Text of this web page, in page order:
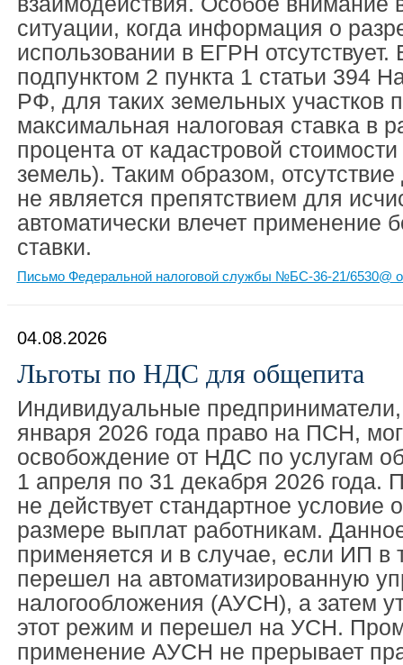
ситуации, когда информация о
использовании в ЕГРН отсутствует.
подпунктом 2 пункта 1 статьи 394
РФ, для таких земельных участков
максимальная налоговая ставка в
процента от кадастровой
земель). Таким образом,
не является препятствием для
автоматически влечет применение
ставки.
Письмо Федеральной налоговой службы №БС-36-21/6530@
04.08.2026
Льготы по НДС для общепита
Индивидуальные
января 2026 года право на ПСН,
освобождение от НДС по услугам
1 апреля по 31 декабря 2026 года.
не действует стандартное условие
размере выплат работникам.
применяется и в случае, если ИП в
перешел на автоматизированную
налогообложения (АУСН), а затем
этот режим и перешел на УСН.
применение АУСН не прерывает